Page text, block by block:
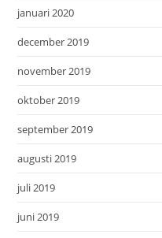
januari 2020
december 2019
november 2019
oktober 2019
september 2019
augusti 2019
juli 2019
juni 2019